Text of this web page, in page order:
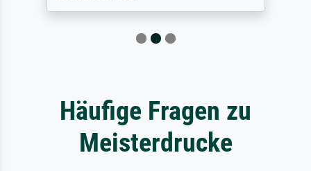
Häufige Fragen zu
Meisterdrucke